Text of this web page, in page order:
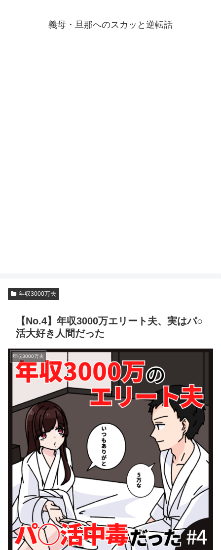
義母・旦那へのスカッと逆転話
年収3000万夫
【No.4】年収3000万エリート夫、実はパ○
活大好き人間だった
年収3000万夫